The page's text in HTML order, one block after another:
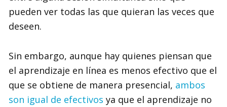
pueden ver todas las que quieran las veces que
deseen.
Sin embargo, aunque hay quienes piensan que
el aprendizaje en línea es menos efectivo que el
que se obtiene de manera presencial, ambos
son igual de efectivos ya que el aprendizaje no